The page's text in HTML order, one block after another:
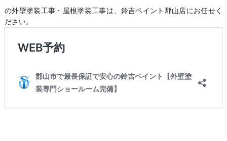
の外壁塗装工事・屋根塗装工事は、鈴吉ペイント郡山店にお任せく
ださい。